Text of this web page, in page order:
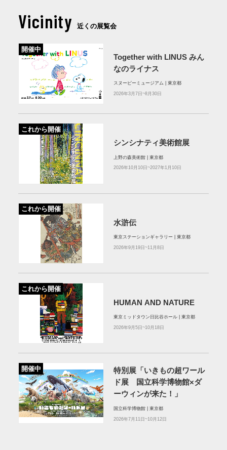
Vicinity 近くの展覧会
開催中
Together with LINUS みん
なのライナス
スヌーピーミュージアム | 東京都
2026年3月7日~8月30日
これから開催
シンシナティ美術館展
上野の森美術館 | 東京都
2026年10月10日~2027年1月10日
これから開催
水滸伝
東京ステーションギャラリー | 東京都
2026年9月19日~11月8日
これから開催
HUMAN AND NATURE
東京ミッドタウン⽇⽐⾕ホール | 東京都
2026年9月5日~10月18日
開催中
特別展「いきもの超ワール
ド展 国立科学博物館×ダ
ーウィンが来た！」
国立科学博物館 | 東京都
2026年7月11日~10月12日